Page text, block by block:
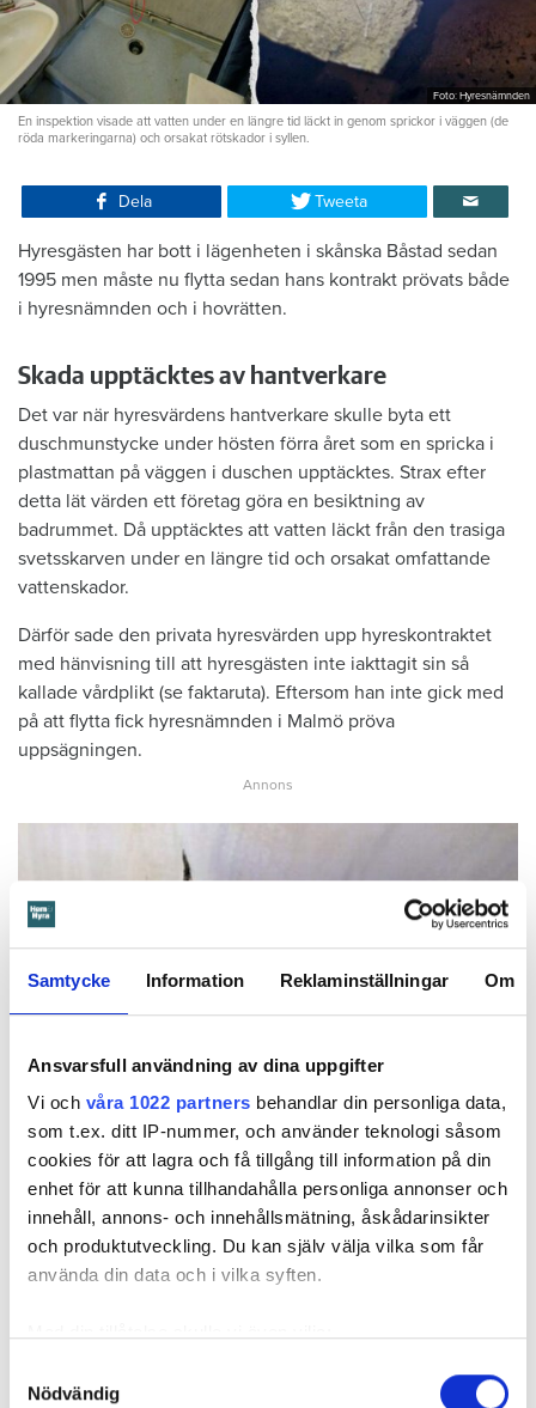
Samtycke Information Reklaminställningar Om
Ansvarsfull användning av dina uppgifter
Vi och våra 1022 partners behandlar din personliga data,
som t.ex. ditt IP-nummer, och använder teknologi såsom
cookies för att lagra och få tillgång till information på din
enhet för att kunna tillhandahålla personliga annonser och
innehåll, annons- och innehållsmätning, åskådarinsikter
och produktutveckling. Du kan själv välja vilka som får
använda din data och i vilka syften.
som kan ha en noggrannhet på upp till flera meter
Nödvändig
Foto: Hyresnämnden
En inspektion visade att vatten under en längre tid läckt in genom sprickor i väggen (de
röda markeringarna) och orsakat rötskador i syllen.
Dela Tweeta
Hyresgästen har bott i lägenheten i skånska Båstad sedan
1995 men måste nu flytta sedan hans kontrakt prövats både
i hyresnämnden och i hovrätten.
Skada upptäcktes av hantverkare
Det var när hyresvärdens hantverkare skulle byta ett
duschmunstycke under hösten förra året som en spricka i
plastmattan på väggen i duschen upptäcktes. Strax efter
detta lät värden ett företag göra en besiktning av
badrummet. Då upptäcktes att vatten läckt från den trasiga
svetsskarven under en längre tid och orsakat omfattande
vattenskador.
Därför sade den privata hyresvärden upp hyreskontraktet
med hänvisning till att hyresgästen inte iakttagit sin så
kallade vårdplikt (se faktaruta). Eftersom han inte gick med
på att flytta fick hyresnämnden i Malmö pröva
uppsägningen.
Foto: Hyresnämnden
Foto: Hyresnämnden
Hyresgästen borde ha upptäckt och larmat om glipan i duschväggen, menar
domstolarna.
Hyresgästen själv menar att hyresvärden under hela den tid
han bott där varken gjort några inspektioner eller något
underhåll av badrummet, och att det är anledningen till att
sprickan har kunnat uppstå. Sprickan var heller inte så lätt
Tyckte inte renovering var nödvändig